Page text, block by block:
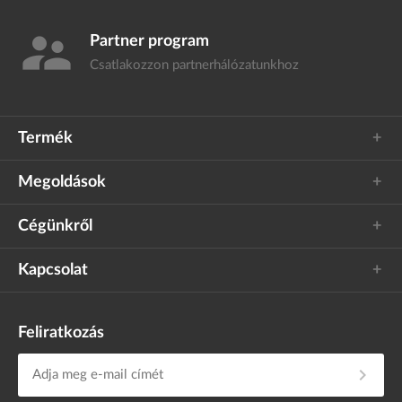
supervisor_account Partner program
Csatlakozzon partnerhálózatunkhoz
Termék
Megoldások
Cégünkről
Kapcsolat
Feliratkozás
chevron_right